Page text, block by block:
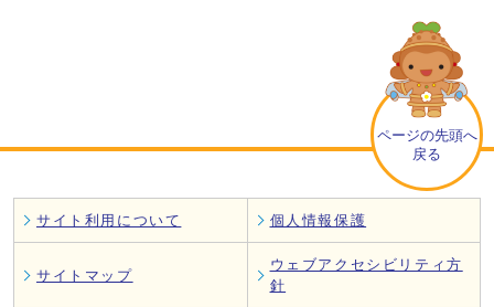
ページの先頭へ
戻る
サイト利用について 個人情報保護
サイトマップ
ウェブアクセシビリティ方
針